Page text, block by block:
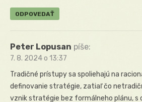
ODPOVEDAŤ
Peter Lopusan píše:
7. 8. 2024 o 13:37
Tradičné prístupy sa spoliehajú na
definovanie stratégie, zatiaľ čo
vznik stratégie bez formálneho plánu, s